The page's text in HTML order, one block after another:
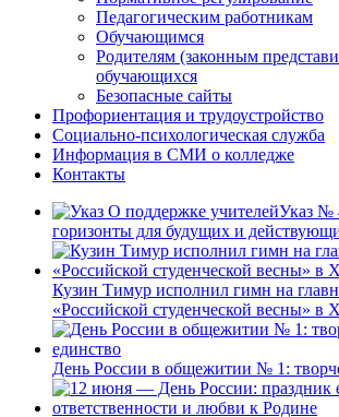
Педагогическим работникам
Обучающимся
Родителям (законным
обучающихся
Безопасные сайты
Профориентация и трудоустройство
Социально-психологическая служба
Информация в СМИ о колледже
Контакты
Указ №
горизонты для будущих и
Кузин Тимур исполнил гимн на
«Российской студенческой весны» в
День России в общежитии № 1: